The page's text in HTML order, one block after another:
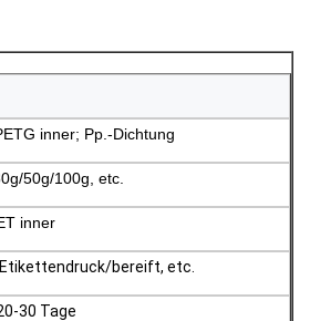
inner; Pp.-Dichtung
50g/100g, etc.
inner
bereift, etc.
30 Tage